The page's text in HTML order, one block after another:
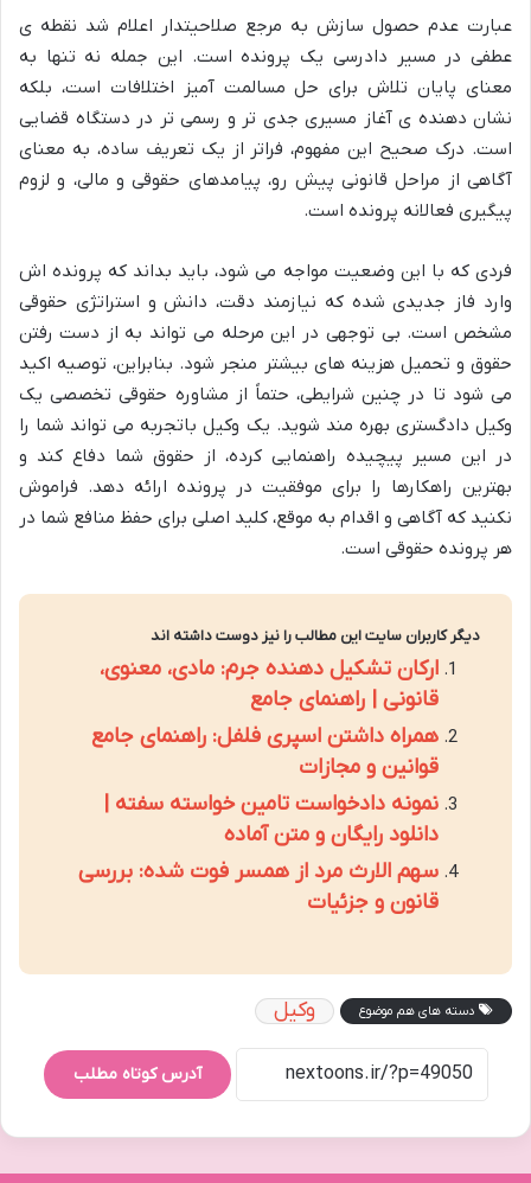
عبارت عدم حصول سازش به مرجع صلاحیتدار اعلام شد نقطه ی
عطفی در مسیر دادرسی یک پرونده است. این جمله نه تنها به
معنای پایان تلاش برای حل مسالمت آمیز اختلافات است، بلکه
نشان دهنده ی آغاز مسیری جدی تر و رسمی تر در دستگاه قضایی
است. درک صحیح این مفهوم، فراتر از یک تعریف ساده، به معنای
آگاهی از مراحل قانونی پیش رو، پیامدهای حقوقی و مالی، و لزوم
پیگیری فعالانه پرونده است.
فردی که با این وضعیت مواجه می شود، باید بداند که پرونده اش
وارد فاز جدیدی شده که نیازمند دقت، دانش و استراتژی حقوقی
مشخص است. بی توجهی در این مرحله می تواند به از دست رفتن
حقوق و تحمیل هزینه های بیشتر منجر شود. بنابراین، توصیه اکید
می شود تا در چنین شرایطی، حتماً از مشاوره حقوقی تخصصی یک
وکیل دادگستری بهره مند شوید. یک وکیل باتجربه می تواند شما را
در این مسیر پیچیده راهنمایی کرده، از حقوق شما دفاع کند و
بهترین راهکارها را برای موفقیت در پرونده ارائه دهد. فراموش
نکنید که آگاهی و اقدام به موقع، کلید اصلی برای حفظ منافع شما در
هر پرونده حقوقی است.
دیگر کاربران سایت این مطالب را نیز دوست داشته اند
ارکان تشکیل دهنده جرم: مادی، معنوی،
قانونی | راهنمای جامع
همراه داشتن اسپری فلفل: راهنمای جامع
قوانین و مجازات
نمونه دادخواست تامین خواسته سفته |
دانلود رایگان و متن آماده
سهم الارث مرد از همسر فوت شده: بررسی
قانون و جزئیات
دسته های هم موضوع وکیل
آدرس کوتاه مطلب